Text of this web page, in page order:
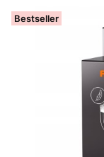
Bestseller